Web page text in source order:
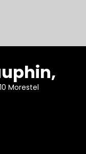
Morestel